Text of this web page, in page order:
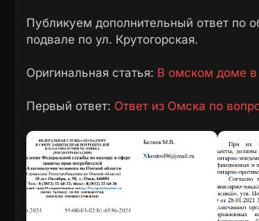
Публикуем дополнительный ответ по
подвале по ул. Крутогорская.
Оригинальная статья: В омском доме в
Первый ответ: Ответ из Омска по